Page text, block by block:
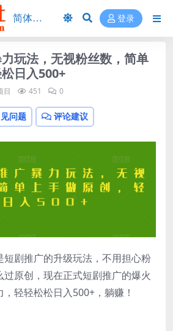
登录
玩法，无视粉丝数，简单
日入500+
目 451 0
问题 评论建议
短剧推广的升级玩法，不用担心粉
原创，现在正式短剧推广的爆火
轻轻松松日入500+，躺赚！